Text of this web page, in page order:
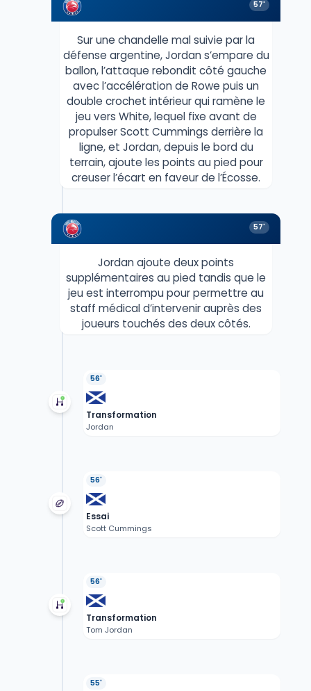
57'
Sur une chandelle mal suivie par la
défense argentine, Jordan s’empare du
ballon, l’attaque rebondit côté gauche
avec l’accélération de Rowe puis un
double crochet intérieur qui ramène le
jeu vers White, lequel fixe avant de
propulser Scott Cummings derrière la
ligne, et Jordan, depuis le bord du
terrain, ajoute les points au pied pour
creuser l’écart en faveur de l’Écosse.
57'
Jordan ajoute deux points
supplémentaires au pied tandis que le
jeu est interrompu pour permettre au
staff médical d’intervenir auprès des
joueurs touchés des deux côtés.
56'
Transformation
Jordan
56'
Essai
Scott Cummings
56'
Transformation
Tom Jordan
55'